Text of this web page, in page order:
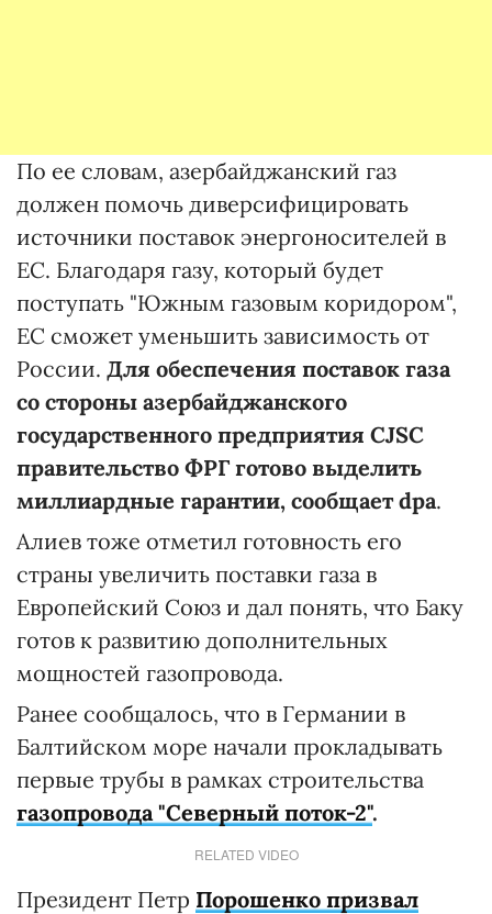
По ее словам, азербайджанский газ
должен помочь диверсифицировать
источники поставок энергоносителей в
ЕС. Благодаря газу, который будет
поступать "Южным газовым коридором",
ЕС сможет уменьшить зависимость от
России. Для обеспечения поставок газа
со стороны азербайджанского
государственного предприятия CJSC
правительство ФРГ готово выделить
миллиардные гарантии, сообщает dpa.
Алиев тоже отметил готовность его
страны увеличить поставки газа в
Европейский Союз и дал понять, что Баку
готов к развитию дополнительных
мощностей газопровода.
Ранее сообщалось, что в Германии в
Балтийском море начали прокладывать
первые трубы в рамках строительства
газопровода "Северный поток-2".
RELATED VIDEO
Президент Петр Порошенко призвал